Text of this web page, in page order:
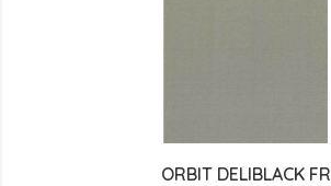
ORBIT DELIBLACK FR